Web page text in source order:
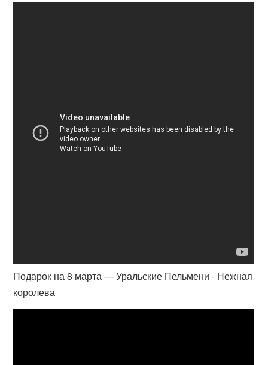
Подарок на 8 марта — Уральские Пельмени - Нежная
королева